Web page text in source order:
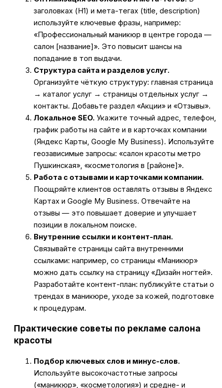
заголовках (H1) и мета-тегах (title, description)
используйте ключевые фразы, например:
«Профессиональный маникюр в центре города —
салон [название]». Это повысит шансы на
попадание в топ выдачи.
Структура сайта и разделов услуг.
Организуйте чёткую структуру: главная страница
→ каталог услуг → страницы отдельных услуг →
контакты. Добавьте раздел «Акции» и «Отзывы».
Локальное SEO. Укажите точный адрес, телефон,
график работы на сайте и в карточках компании
(Яндекс Карты, Google My Business). Используйте
геозависимые запросы: «салон красоты метро
Пушкинская», «косметология в [районе]».
Работа с отзывами и карточками компании.
Поощряйте клиентов оставлять отзывы в Яндекс
Картах и Google My Business. Отвечайте на
отзывы — это повышает доверие и улучшает
позиции в локальном поиске.
Внутренние ссылки и контент-план.
Связывайте страницы сайта внутренними
ссылками: например, со страницы «Маникюр»
можно дать ссылку на страницу «Дизайн ногтей».
Разработайте контент-план: публикуйте статьи о
трендах в маникюре, уходе за кожей, подготовке
к процедурам.
Практические советы по рекламе салона
красоты
Подбор ключевых слов и минус-слов.
Используйте высокочастотные запросы
(«маникюр», «косметология») и средне- и